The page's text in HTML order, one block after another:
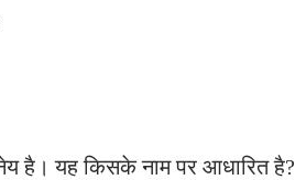
है। यह किसके नाम पर आधारित है?